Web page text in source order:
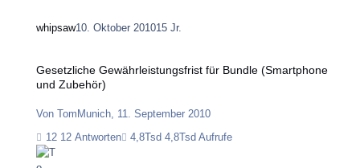
whipsaw10. Oktober 201015 Jr.
Gesetzliche Gewährleistungsfrist für Bundle (Smartphone
und Zubehör)
Von TomMunich, 11. September 2010
12 Antworten
4,8Tsd Aufrufe